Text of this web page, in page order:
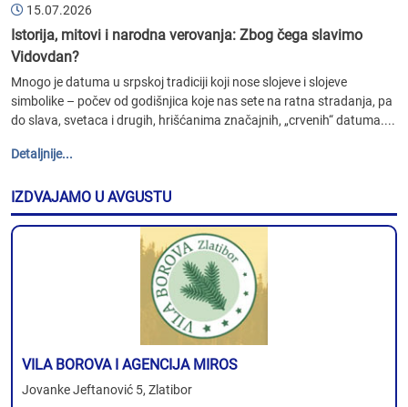
15.07.2026
Istorija, mitovi i narodna verovanja: Zbog čega slavimo
Vidovdan?
Mnogo je datuma u srpskoj tradiciji koji nose slojeve i slojeve
simbolike – počev od godišnjica koje nas sete na ratna stradanja, pa
do slava, svetaca i drugih, hrišćanima značajnih, „crvenih“ datuma....
Detaljnije...
IZDVAJAMO U AVGUSTU
VILA BOROVA I AGENCIJA MIROS
Jovanke Jeftanović 5, Zlatibor